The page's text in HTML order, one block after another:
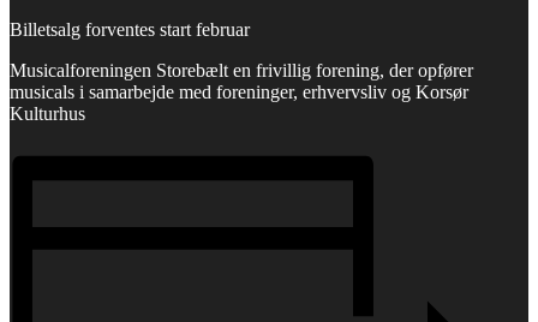
Billetsalg forventes start februar
Musicalforeningen Storebælt en frivillig forening, der opfører
musicals i samarbejde med foreninger, erhvervsliv og Korsør
Kulturhus